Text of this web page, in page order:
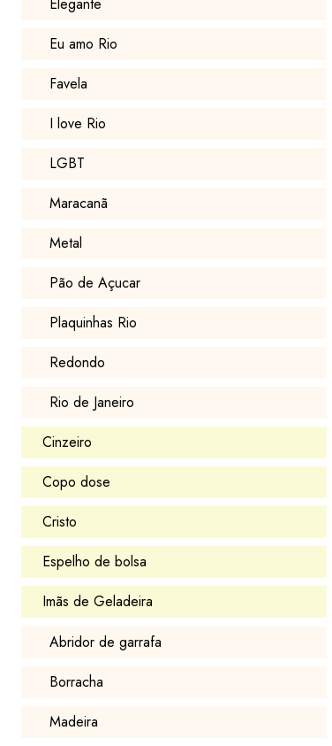
Eu amo Rio
Favela
I love Rio
LGBT
Maracanã
Metal
Pão de Açucar
Plaquinhas Rio
Redondo
Rio de Janeiro
Cinzeiro
Copo dose
Cristo
Espelho de bolsa
Imãs de Geladeira
Abridor de garrafa
Borracha
Madeira